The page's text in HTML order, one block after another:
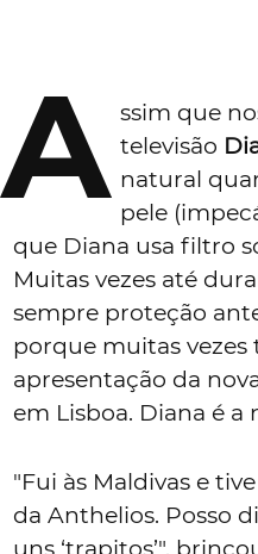
A ssim que
televisão
natural
pele
que Diana usa filtro
Muitas vezes até
sempre proteção
porque muitas
apresentação da
em Lisboa. Diana é
"Fui às Maldivas e
da Anthelios. Posso